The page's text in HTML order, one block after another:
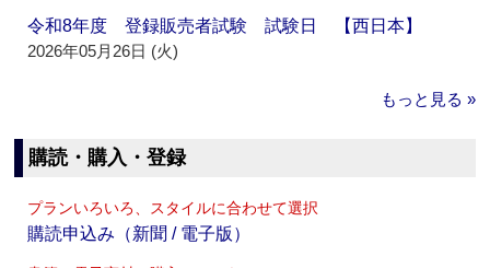
令和8年度 登録販売者試験 試験日 【西日本】
2026年05月26日 (火)
もっと見る »
購読・購入・登録
プランいろいろ、スタイルに合わせて選択
購読申込み（新聞 / 電子版）